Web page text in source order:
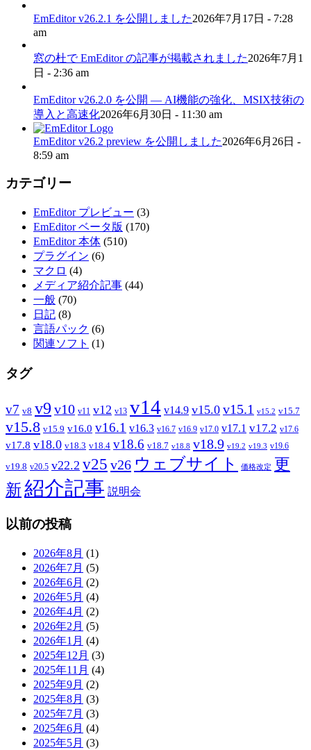
EmEditor v26.2.1 を公開しました2026年7月17日 - 7:28
am
窓の杜で EmEditor の記事が掲載されました2026年7月1
日 - 2:36 am
EmEditor v26.2.0 を公開 — AI機能の強化、MSIX技術の
導入と高速化2026年6月30日 - 11:30 am
EmEditor v26.2 preview を公開しました2026年6月26日 -
8:59 am
カテゴリー
EmEditor プレビュー (3)
EmEditor ベータ版 (170)
EmEditor 本体 (510)
プラグイン (6)
マクロ (4)
メディア紹介記事 (44)
一般 (70)
日記 (8)
言語パック (6)
関連ソフト (1)
タグ
v7 v8 v9 v10 v11 v12 v13 v14 v14.9 v15.0 v15.1 v15.2 v15.7
v15.8 v15.9 v16.0 v16.1 v16.3 v16.7 v16.9 v17.0 v17.1 v17.2 v17.6
v17.8 v18.0 v18.3 v18.4 v18.6 v18.7 v18.8 v18.9 v19.2 v19.3 v19.6
v19.8 v20.5 v22.2 v25 v26 ウェブサイト 価格改定 更
新 紹介記事 説明会
以前の投稿
2026年8月 (1)
2026年7月 (5)
2026年6月 (2)
2026年5月 (4)
2026年4月 (2)
2026年2月 (5)
2026年1月 (4)
2025年12月 (3)
2025年11月 (4)
2025年9月 (2)
2025年8月 (3)
2025年7月 (3)
2025年6月 (4)
2025年5月 (3)